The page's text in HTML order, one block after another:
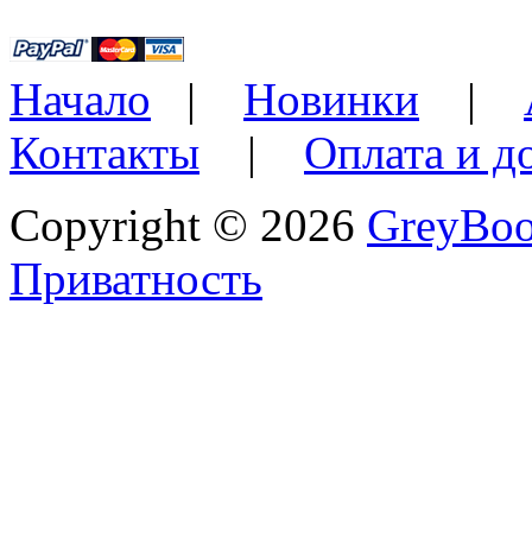
Начало | Новинки |
Контакты | Оплата и
Copyright © 2026
Приватность